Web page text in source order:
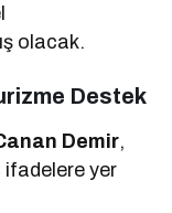
olacak.
Destek
Demir,
ifadelere yer